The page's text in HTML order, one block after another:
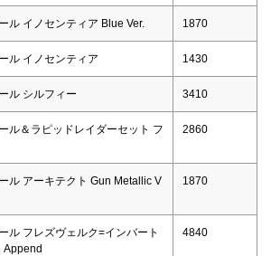
ル イノセンティア Blue Ver. 1870
ル イノセンティア 1430
ル シルフィー 3410
ル＆ラピッドレイダーセット フ
2860
ル アーキテクト Gun Metallic V
1870
ル フレズヴェルク=インバート
Append
4840